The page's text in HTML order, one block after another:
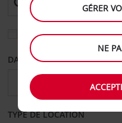
Sélectionnez une
DATE DE DÉPART
TYPE DE LOCATION
GÉRER
NE